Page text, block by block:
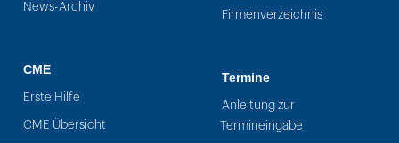
News-Archiv
CME
Erste Hilfe
CME Übersicht
Firmenverzeichnis
Termine
Anleitung zur
Termineingabe